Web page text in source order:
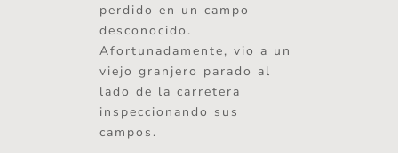
perdido en un campo
desconocido.
Afortunadamente, vio a un
viejo granjero parado al
lado de la carretera
inspeccionando sus
campos.